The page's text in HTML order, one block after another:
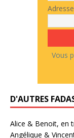
Vous
D'AUTRES
Alice & Benoit, en
Angélique &